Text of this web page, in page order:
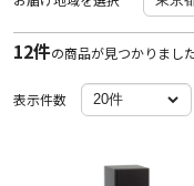
12件の商品が見つかりまし
表示件数